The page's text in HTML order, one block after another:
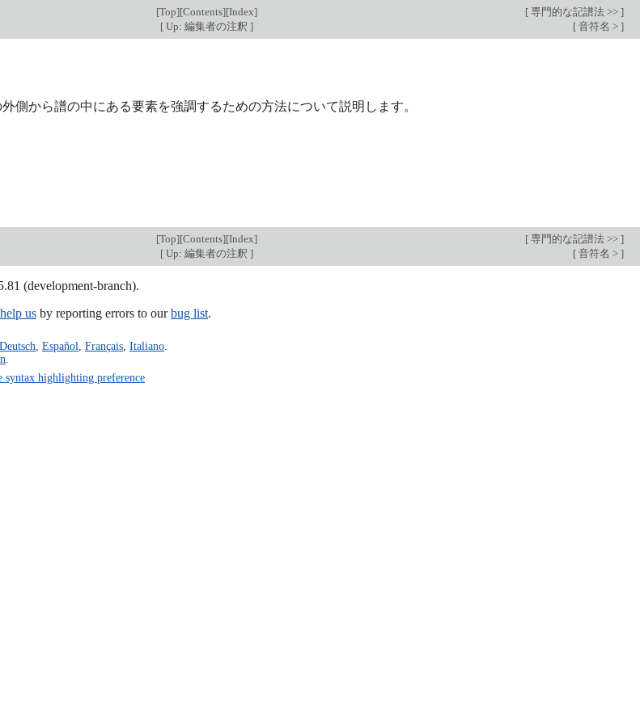
[Top][Contents][Index] [ 専門的な記譜法 >> ]
[ Up: 編集者の注釈 ] [ 音符名 > ]
側から譜の中にある要素を強調するための方法について説明します。
[Top][Contents][Index] [ 専門的な記譜法 >> ]
[ Up: 編集者の注釈 ] [ 音符名 > ]
(development-branch).
help us by reporting errors to ourbug list.
Deutsch Español Français, Italiano.
syntax highlighting preference